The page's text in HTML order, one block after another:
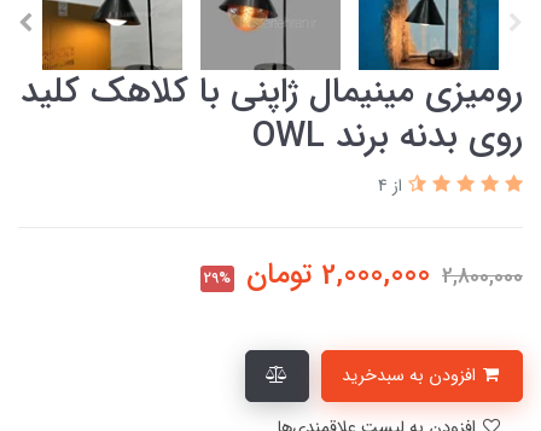
رومیزی مینیمال ژاپنی با کلاهک کلید
روی بدنه برند OWL
از 4
2,800,000
2,000,000 تومان 29%